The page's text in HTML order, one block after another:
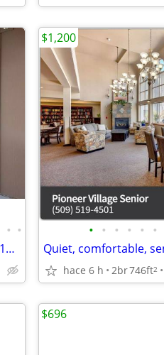
• •
¡Encantador 3 bd/2 bth con gran carácter! 1077 sqft
• • • • • •
hace 6 h 2br746ft2
$1,200
$696